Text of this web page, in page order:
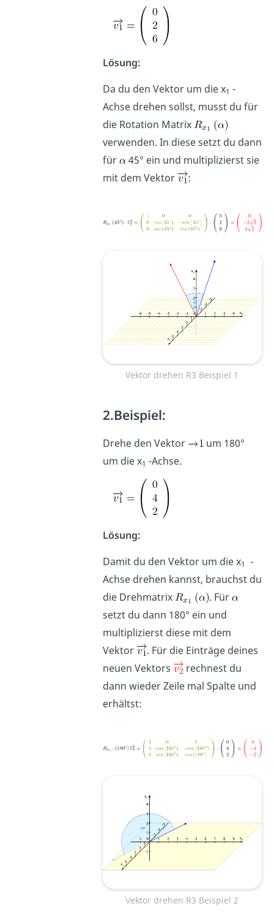
Lösung:
Da du den Vektor um die x1 -
Achse drehen sollst, musst du für
die Rotation Matrix
verwenden. In diese setzt du dann
für
45° ein und multiplizierst sie
mit dem Vektor
:
Vektor drehen R3 Beispiel 1
2.Beispiel:
Drehe den Vektor
um 180°
um die x1 -Achse.
Lösung:
Damit du den Vektor um die x1 -
Achse drehen kannst, brauchst du
die Drehmatrix
. Für
setzt du dann 180° ein und
multiplizierst diese mit dem
Vektor
. Für die Einträge deines
neuen Vektors
rechnest du
dann wieder Zeile mal Spalte und
erhältst:
Vektor drehen R3 Beispiel 2